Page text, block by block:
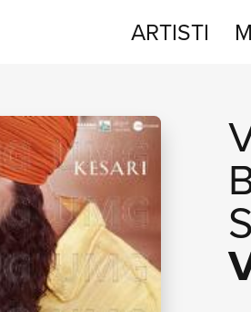
ARTISTI